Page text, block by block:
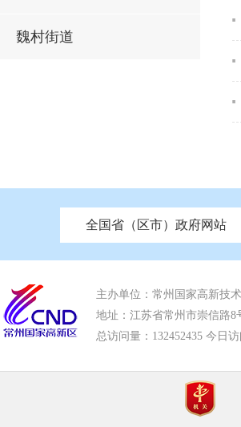
魏村街道
全国省（区市）政府网站
北京 天津 重庆 河南
中国江苏 南京市政府
市发改委 市工信局 市教
市应急管理局 市审计局
主办单位：常州国家高新技
地址：江苏省常州市崇信路8
总访问量： 132452435 今日访